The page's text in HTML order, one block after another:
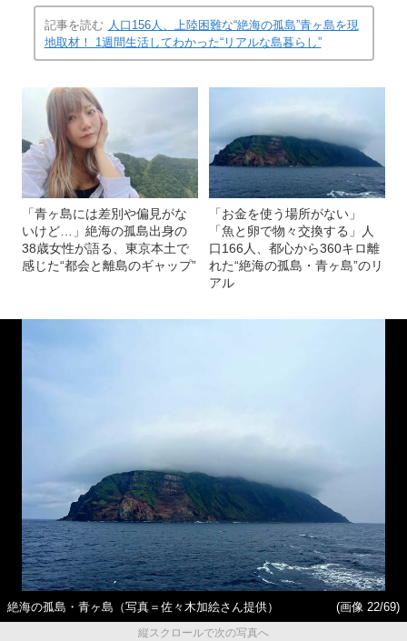
記事を読む 人口156人、上陸困難な“絶海の孤島”青ヶ島を現
地取材！ 1週間生活してわかった“リアルな島暮らし”
「青ヶ島には差別や偏見がな
いけど…」絶海の孤島出身の
38歳女性が語る、東京本土で
感じた“都会と離島のギャップ”
「お金を使う場所がない」
「魚と卵で物々交換する」人
口166人、都心から360キロ離
れた“絶海の孤島・青ヶ島”のリ
アル
絶海の孤島・青ヶ島（写真＝佐々木加絵さん提供）
(画像 22/69)
縦スクロールで次の写真へ